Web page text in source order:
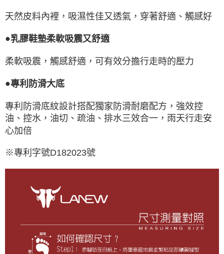
天然皮料內裡，吸濕性佳又透氣，穿著舒適、觸感好
●乳膠鞋墊柔軟吸震又舒適
柔軟吸震，觸感舒適，可有效分擔行走時的壓力
●專利防滑大底
專利防滑底紋設計搭配獨家防滑耐磨配方，強效控
油、控水，油切、疏油、排水三效合一，雨天行走安
心加倍
※專利字號D182023號